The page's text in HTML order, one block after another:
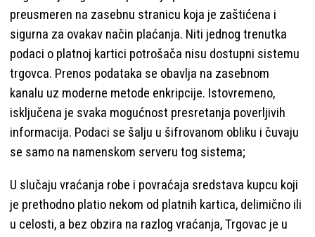
preusmeren na zasebnu stranicu koja je zaštićena i
sigurna za ovakav način plaćanja. Niti jednog trenutka
podaci o platnoj kartici potrošača nisu dostupni sistemu
trgovca. Prenos podataka se obavlja na zasebnom
kanalu uz moderne metode enkripcije. Istovremeno,
isključena je svaka mogućnost presretanja poverljivih
informacija. Podaci se šalju u šifrovanom obliku i čuvaju
se samo na namenskom serveru tog sistema;
U slučaju vraćanja robe i povraćaja sredstava kupcu koji
je prethodno platio nekom od platnih kartica, delimično ili
u celosti, a bez obzira na razlog vraćanja, Trgovac je u